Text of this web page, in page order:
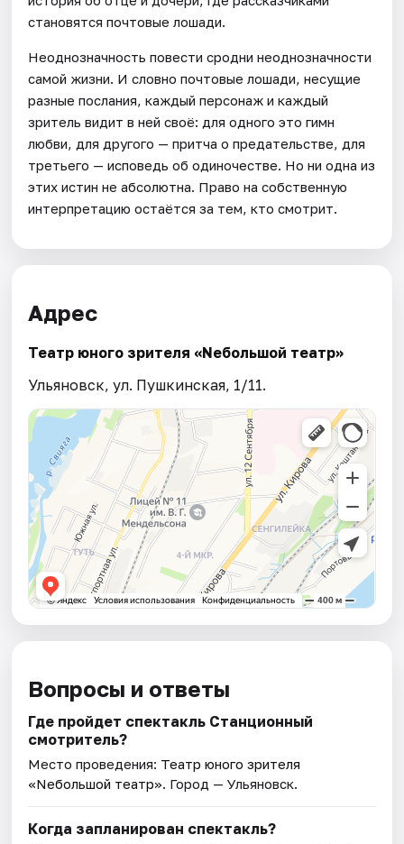
становятся почтовые лошади.
Неоднозначность повести сродни неоднозначности
самой жизни. И словно почтовые лошади, несущие
разные послания, каждый персонаж и каждый
зритель видит в ней своё: для одного это гимн
любви, для другого — притча о предательстве, для
третьего — исповедь об одиночестве. Но ни одна из
этих истин не абсолютна. Право на собственную
интерпретацию остаётся за тем, кто смотрит.
Адрес
Театр юного зрителя «Nебольшой театр»
Ульяновск, ул. Пушкинская, 1/11.
Вопросы и ответы
Где пройдет спектакль Станционный
смотритель?
Место проведения: Театр юного зрителя
«Nебольшой театр». Город — Ульяновск.
Когда запланирован спектакль?